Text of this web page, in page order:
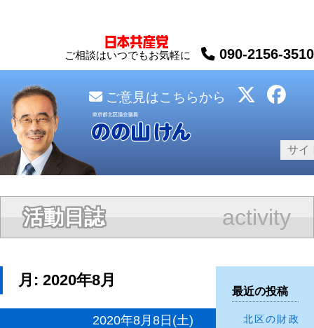
ご相談はいつでもお気軽に 090-2156-3510
ご意見はこちらから
活動日誌 activity
月:2020年8月
2020年8月8日(土)
最近の投稿
北区の財政